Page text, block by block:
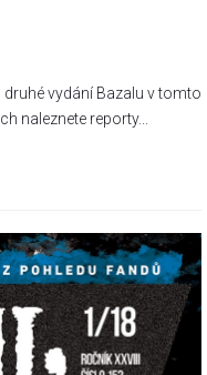
vydání Bazalu v tomto